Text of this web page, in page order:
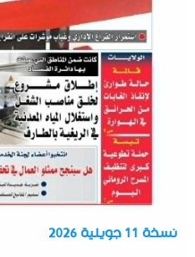
نسخة 11 جويلية 2026